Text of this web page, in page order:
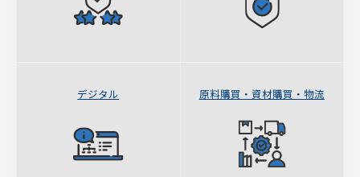
デジタル 原料購買・資材購買・物流